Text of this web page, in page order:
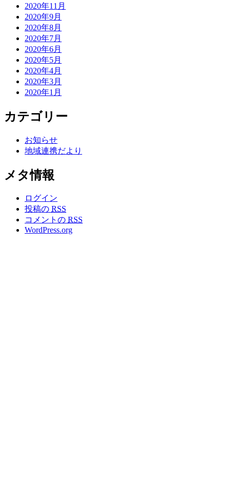
2020年11月
2020年9月
2020年8月
2020年7月
2020年6月
2020年5月
2020年4月
2020年3月
2020年1月
カテゴリー
お知らせ
地域連携だより
メタ情報
ログイン
投稿の RSS
コメントの RSS
WordPress.org